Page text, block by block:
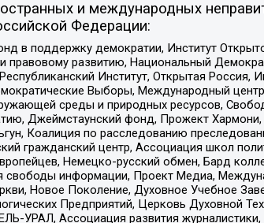
и международных
Федерации:
в поддержку демократии, Институт
правовому развитию, Национальный
Институт, Открытая Россия,
Выборы, Международный
среды и природных ресурсов,
Джеймстаунский фонд, Прожект Хармони,
Коалиция по расследованию
гражданский центр, Ассоциация школ
Немецко-русский обмен, Бард
свободы информации, Проект Медиа,
Новое Поколение, Духовное Учебное
Предприятий, Церковь Духовной
УРАЛ, Ассоциация развития